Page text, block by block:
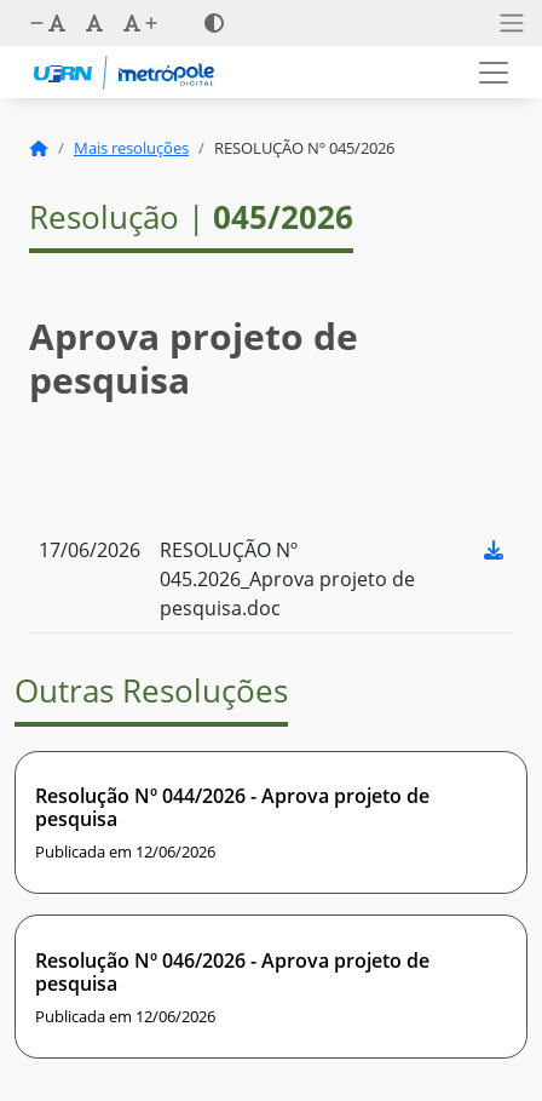
Mais resoluções RESOLUÇÃO Nº 045/2026
Resolução | 045/2026
Aprova projeto de
pesquisa
17/06/2026
RESOLUÇÃO Nº
045.2026_Aprova projeto de
pesquisa.doc
Outras Resoluções
Resolução Nº 044/2026 - Aprova projeto de
pesquisa
Publicada em 12/06/2026
Resolução Nº 046/2026 - Aprova projeto de
pesquisa
Publicada em 12/06/2026